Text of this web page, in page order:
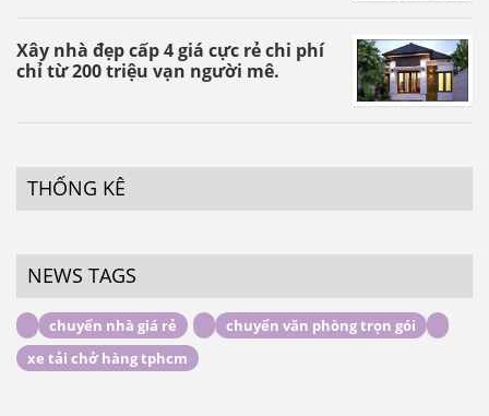
Xây nhà đẹp cấp 4 giá cực rẻ chi phí
chỉ từ 200 triệu vạn người mê.
THỐNG KÊ
NEWS TAGS
chuyển nhà giá rẻ
chuyển văn phòng trọn gói
xe tải chở hàng tphcm